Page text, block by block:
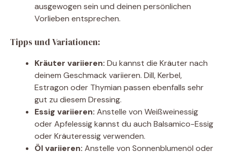
ausgewogen sein und deinen persönlichen
Vorlieben entsprechen.
Tipps und Variationen:
Kräuter variieren: Du kannst die Kräuter nach
deinem Geschmack variieren. Dill, Kerbel,
Estragon oder Thymian passen ebenfalls sehr
gut zu diesem Dressing.
Essig variieren: Anstelle von Weißweinessig
oder Apfelessig kannst du auch Balsamico-Essig
oder Kräuteressig verwenden.
Öl variieren: Anstelle von Sonnenblumenöl oder